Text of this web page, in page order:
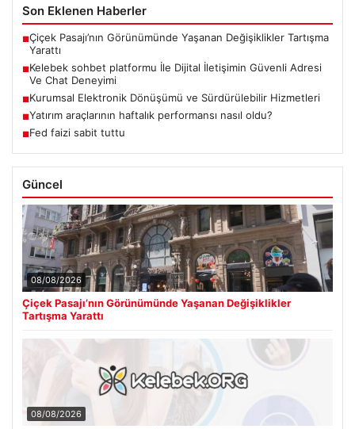
Son Eklenen Haberler
■Çiçek Pasajı’nın Görünümünde Yaşanan Değişiklikler Tartışma
Yarattı
■Kelebek sohbet platformu İle Dijital İletişimin Güvenli Adresi
Ve Chat Deneyimi
■Kurumsal Elektronik Dönüşümü ve Sürdürülebilir Hizmetleri
■Yatırım araçlarının haftalık performansı nasıl oldu?
■Fed faizi sabit tuttu
Güncel
08/08/2026
Çiçek Pasajı’nın Görünümünde Yaşanan Değişiklikler
Tartışma Yarattı
08/08/2026